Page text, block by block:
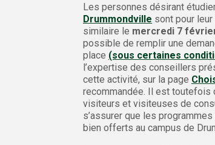
Les personnes désirant
Drummondville sont pour
similaire le mercredi 7
possible de remplir une
place (sous certaines
l’expertise des conseillers
cette activité, sur la page
recommandée. Il est toutefois
visiteurs et visiteuses de
s’assurer que les
bien offerts au campus de